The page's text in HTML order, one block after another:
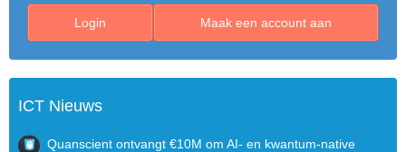
Maak een account aan
Login
ICT Nieuws
Quanscient ontvangt €10M om AI- en kwantum-native